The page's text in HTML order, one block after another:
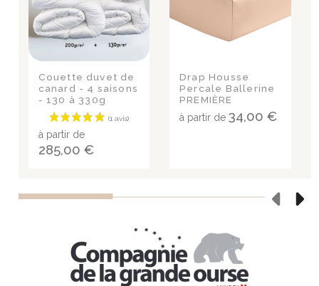
Couette duvet de
canard - 4 saisons
- 130 à 330g
à partir de
285,00 €
Drap Housse
Percale Ballerine
PREMIÈRE
à partir de 34,00 €